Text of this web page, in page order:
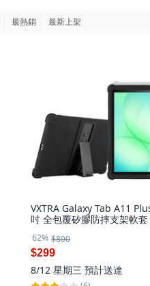
最熱銷 最新上架
VXTRA Galaxy Tab A11
吋 全包覆矽膠防摔支架軟套
62% $800
$299
8/12 星期三 預計送達